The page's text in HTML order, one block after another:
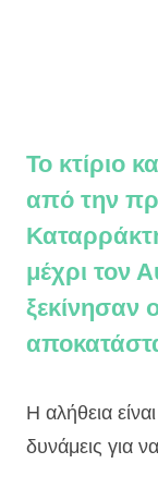
Το κτίριο
από την
μέχρι τον
ξεκίνησαν
Η αλήθεια
δυνάμεις για